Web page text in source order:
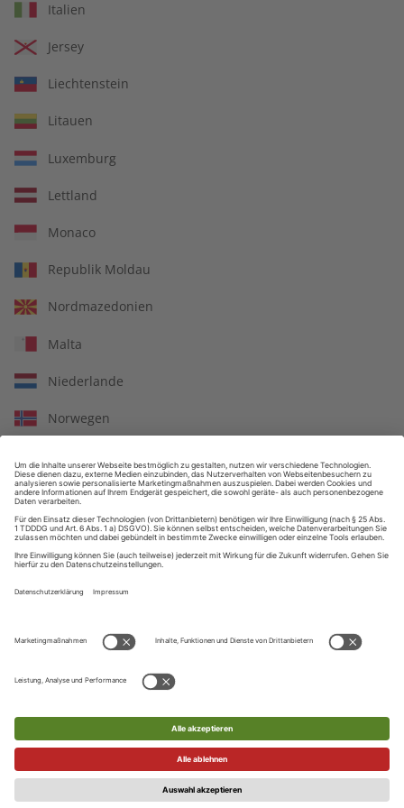
Großer Sprachteil mit Grammatik- und Wortschatzübungen
Lernen in allen relevanten Niveaustufen
ZAHLUNGSARTEN
Ihre Daten werden SSL-verschlüsselt und sicher übertragen
UNSER KUNDENSERVICE
Telefon
+49 (0) 89 / 121 407 10
UNSERE SPRACHEN
Englisch
Italien
Jersey
Liechtenstein
Litauen
Luxemburg
Lettland
Monaco
Republik Moldau
Nordmazedonien
Malta
Niederlande
Norwegen
Portugal
Rumänien
Serbien
Schweden
Slowenien
Slowakei
San Marino